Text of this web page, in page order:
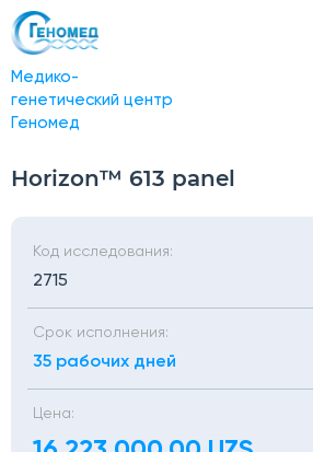
Медико-
генетический центр
Геномед
Horizon™ 613 panel
Код исследования:
2715
Срок исполнения:
35 рабочих дней
Цена: